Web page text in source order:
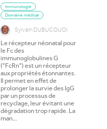
Immunologie
Domaine médical
Sylvain DUBUCQUOI
Le récepteur néonatal pour
le Fc des
immunoglobulines G
("FcRn") est un récepteur
aux propriétés étonnantes.
Il permet en effet de
prolonger la survie des IgG
par un processus de
recyclage, leur évitant une
dégradation trop rapide. La
man…